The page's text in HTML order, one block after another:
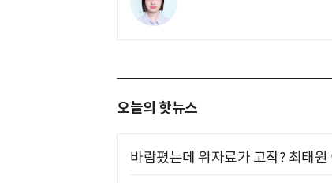
오늘의 핫뉴스
바람폈는데 위자료가 고작? 최태